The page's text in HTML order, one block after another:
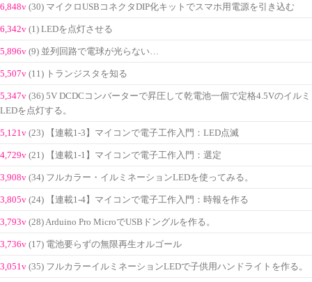
6,848v (30) マイクロUSBコネクタDIP化キットでスマホ用電源を引き込む
6,342v (1) LEDを点灯させる
5,896v (9) 並列回路で電球が光らない…
5,507v (11) トランジスタを知る
5,347v (36) 5V DCDCコンバーターで昇圧して乾電池一個で定格4.5Vのイルミ
LEDを点灯する。
5,121v (23) 【連載1-3】マイコンで電子工作入門：LED点滅
4,729v (21) 【連載1-1】マイコンで電子工作入門：選定
3,908v (34) フルカラー・イルミネーションLEDを使ってみる。
3,805v (24) 【連載1-4】マイコンで電子工作入門：時報を作る
3,793v (28) Arduino Pro MicroでUSBドングルを作る。
3,736v (17) 電池要らずの無限再生オルゴール
3,051v (35) フルカラーイルミネーションLEDで子供用ハンドライトを作る。